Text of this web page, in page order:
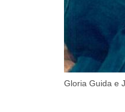
Gloria Guida e